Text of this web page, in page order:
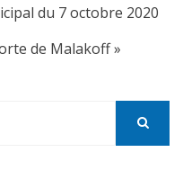
du 7 octobre 2020
de Malakoff »